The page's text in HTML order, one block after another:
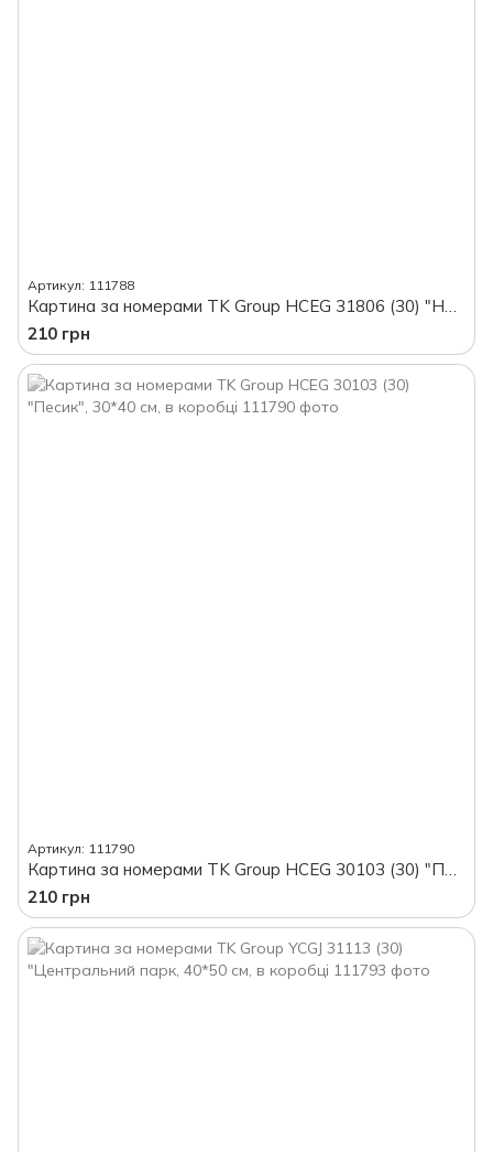
Артикул: 111788
Картина за номерами TK Group HCEG 31806 (30) "Натюрморт", 40*30 см, в коробці
210 грн
Артикул: 111790
Картина за номерами TK Group HCEG 30103 (30) "Песик", 30*40 см, в коробці
210 грн